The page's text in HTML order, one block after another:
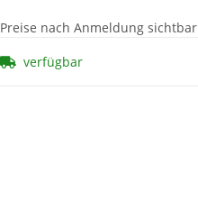
Preise nach Anmeldung sichtbar
verfügbar